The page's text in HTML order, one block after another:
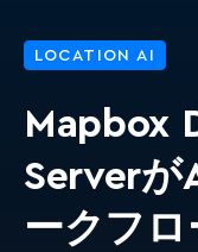
LOCATION AI
Mapbox
Serverが
ークフ